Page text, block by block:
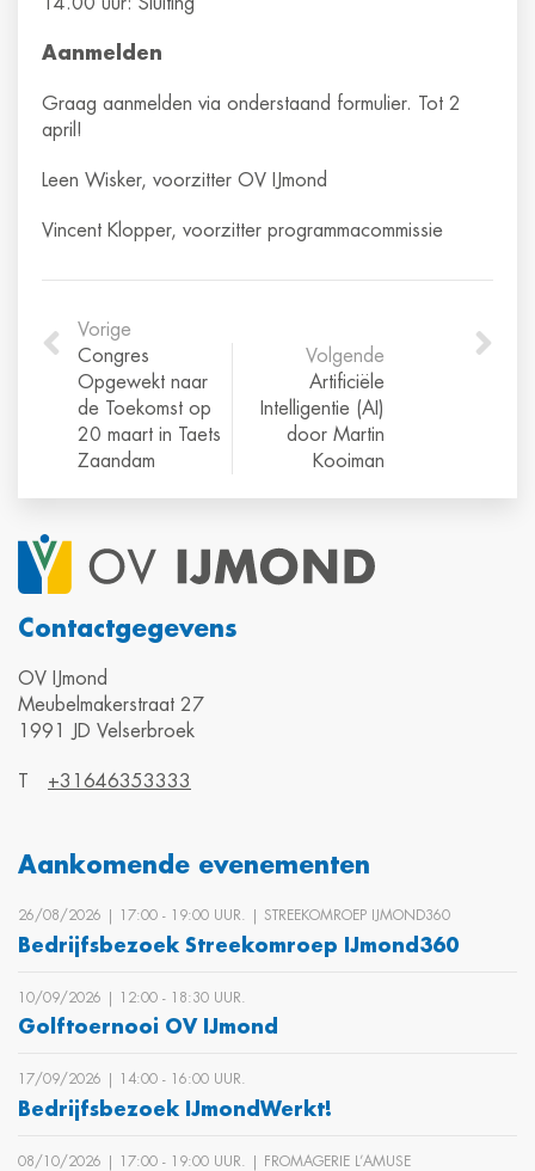
Aanmelden
Graag aanmelden via onderstaand formulier. Tot 2
april!
Leen Wisker, voorzitter OV IJmond
Vincent Klopper, voorzitter programmacommissie
Vorige
Congres
Opgewekt naar
de Toekomst op
20 maart in Taets
Zaandam
Volgende
Artificiële
Intelligentie (AI)
door Martin
Kooiman
Contactgegevens
OV IJmond
Meubelmakerstraat 27
1991 JD Velserbroek
T +31646353333
Aankomende evenementen
26/08/2026 | 17:00 ‐ 19:00 UUR. | STREEKOMROEP IJMOND360
Bedrijfsbezoek Streekomroep IJmond360
10/09/2026 | 12:00 ‐ 18:30 UUR.
Golftoernooi OV IJmond
17/09/2026 | 14:00 ‐ 16:00 UUR.
Bedrijfsbezoek IJmondWerkt!
08/10/2026 | 17:00 ‐ 19:00 UUR. | FROMAGERIE L’AMUSE